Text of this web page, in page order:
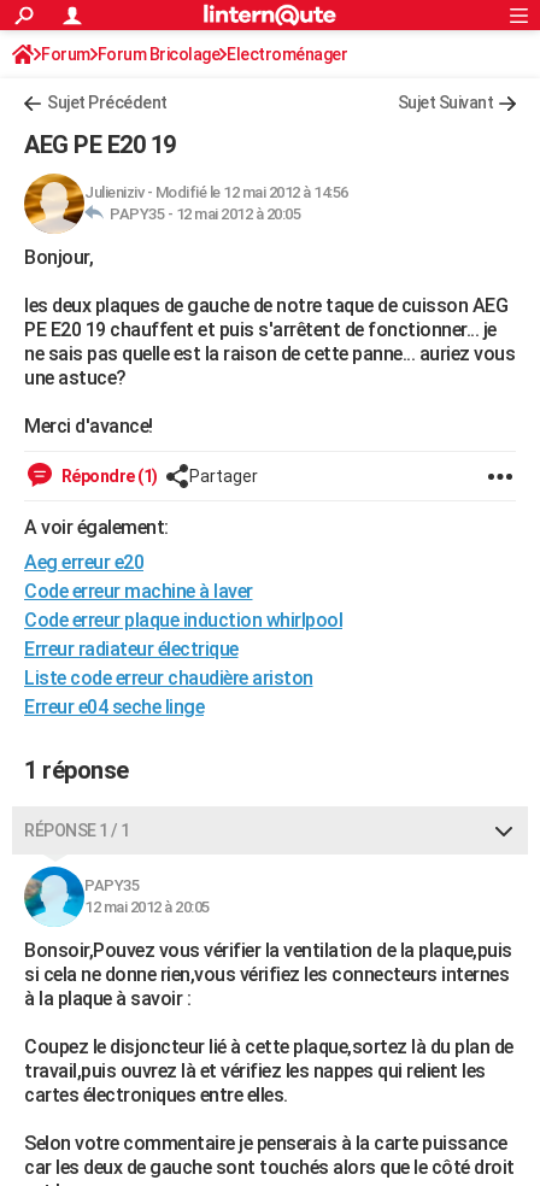
ACTUALITÉS
Politique
Société
Faits Divers
Education
Monde
Villes
+
FINANCE
Retraite
Impôts
Epargne
Immobilier
Risques naturels par ville
Banque
Assurance
Crédit
AUTO
Essais
Réserver un essai
Citadines
Berlines
SUV
Forum auto
+HIGH-TECH
Mobiles
Meilleur smartphone
Internet
Ordinateurs
Jeux vidéo
Guide high-tech
+BRICOLAGE
Forum
Aménagement intérieur
Extérieur
Cuisine
Salle de bains
Jardinage
Rangement
WEEK-END
Guides de France
Escapades
Patrimoine
Expositions
Musées
Week-end nature
+LIFESTYLE
Art de vivre
Bien-être
Loisirs
Mode
Modes de vie
SANTE
VOYAGE
Destinations
City break
Voyage nature
Voyage de noces
Forum
Climat
+PHOTO
GUIDES D'ACHAT
BONS PLANS
CARTE DE VOEUX
Carte de Noël
Carte Bonne année
Carte Saint-Valentin
Carte Pâques
Carte d'anniversaire
DICTIONNAIRE
S'inscrire
Se connecter
Lycées
Collèges
Primaires
Universités
Entreprises
Service militaire
Avis de recherche
AVIS DE DÉCÈS
FORUM
Bricolage
Lifestyle
Culture
Sport
Auto
Television
Voyage
Cinema
S'inscrire
Connexion
Forum Forum Bricolage Electroménager
Sujet Précédent Sujet Suivant
AEG PE E20 19
Julieniziv- Modifié le 12 mai 2012 à 14:56
PAPY35 - 12 mai 2012 à 20:05
Bonjour,
les deux plaques de gauche de notre taque de cuisson AEG
PE E20 19 chauffent et puis s'arrêtent de fonctionner... je
ne sais pas quelle est la raison de cette panne... auriez vous
une astuce?
Merci d'avance!
Répondre (1) Partager
A voir également:
Aeg erreur e20
Code erreur machine à laver
Code erreur plaque induction whirlpool
Erreur radiateur électrique
Liste code erreur chaudière ariston
Erreur e04 seche linge
1 réponse
RÉPONSE 1 / 1
PAPY35
12 mai 2012 à 20:05
Bonsoir,Pouvez vous vérifier la ventilation de la plaque,puis
si cela ne donne rien,vous vérifiez les connecteurs internes
à la plaque à savoir :
Coupez le disjoncteur lié à cette plaque,sortez là du plan de
travail,puis ouvrez là et vérifiez les nappes qui relient les
cartes électroniques entre elles.
Selon votre commentaire je penserais à la carte puissance
car les deux de gauche sont touchés alors que le côté droit